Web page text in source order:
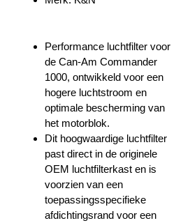
Performance luchtfilter voor
de Can-Am Commander
1000, ontwikkeld voor een
hogere luchtstroom en
optimale bescherming van
het motorblok.
Dit hoogwaardige luchtfilter
past direct in de originele
OEM luchtfilterkast en is
voorzien van een
toepassingsspecifieke
afdichtingsrand voor een